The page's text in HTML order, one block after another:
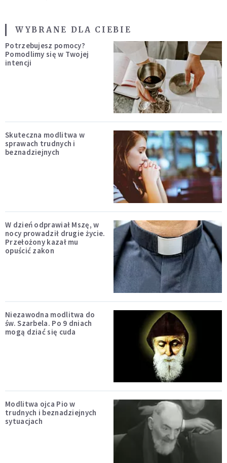
WYBRANE DLA CIEBIE
Potrzebujesz pomocy?
Pomodlimy się w Twojej
intencji
Skuteczna modlitwa w
sprawach trudnych i
beznadziejnych
W dzień odprawiał Mszę, w
nocy prowadził drugie życie.
Przełożony kazał mu
opuścić zakon
Niezawodna modlitwa do
św. Szarbela. Po 9 dniach
mogą dziać się cuda
Modlitwa ojca Pio w
trudnych i beznadziejnych
sytuacjach